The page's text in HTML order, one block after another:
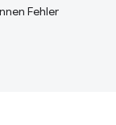
Fehler